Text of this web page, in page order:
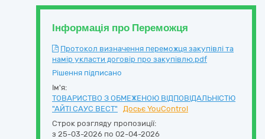
Інформація про Переможця
Протокол визначення переможця закупівлі та
намір укласти договір про закупівлю.pdf
Рішення підписано
Ім'я:
ТОВАРИСТВО З ОБМЕЖЕНОЮ ВІДПОВІДАЛЬНІСТЮ
"АЙТІ САУС ВЕСТ"
Досьє YouControl
Строк розгляду пропозиції:
з 25-03-2026 по 02-04-2026